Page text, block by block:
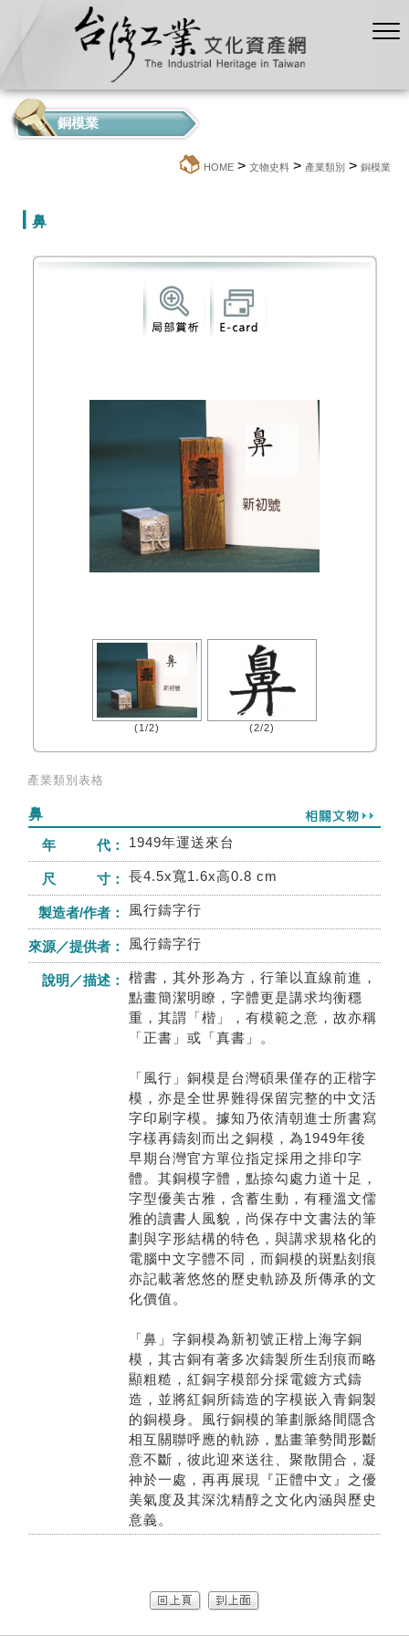
銅模業
HOME > 文物史料 > 產業類別 > 銅模業
鼻
(1/2) (2/2)
產業類別表格
鼻
年 代：
1949年運送來台
尺 寸： 長4.5x寬1.6x高0.8 cm
製造者/作者： 風行鑄字行
來源／提供者： 風行鑄字行
說明／描述：
楷書，其外形為方，行筆以直線前進，
點畫簡潔明瞭，字體更是講求均衡穩
重，其謂「楷」，有模範之意，故亦稱
「正書」或「真書」。
「風行」銅模是台灣碩果僅存的正楷字
模，亦是全世界難得保留完整的中文活
字印刷字模。據知乃依清朝進士所書寫
字樣再鑄刻而出之銅模，為1949年後
早期台灣官方單位指定採用之排印字
體。其銅模字體，點捺勾處力道十足，
字型優美古雅，含蓄生動，有種溫文儒
雅的讀書人風貌，尚保存中文書法的筆
劃與字形結構的特色，與講求規格化的
電腦中文字體不同，而銅模的斑點刻痕
亦記載著悠悠的歷史軌跡及所傳承的文
化價值。
「鼻」字銅模為新初號正楷上海字銅
模，其古銅有著多次鑄製所生刮痕而略
顯粗糙，紅銅字模部分採電鍍方式鑄
造，並將紅銅所鑄造的字模嵌入青銅製
的銅模身。風行銅模的筆劃脈絡間隱含
相互關聯呼應的軌跡，點畫筆勢間形斷
意不斷，彼此迎來送往、聚散開合，凝
神於一處，再再展現『正體中文』之優
美氣度及其深沈精醇之文化內涵與歷史
意義。